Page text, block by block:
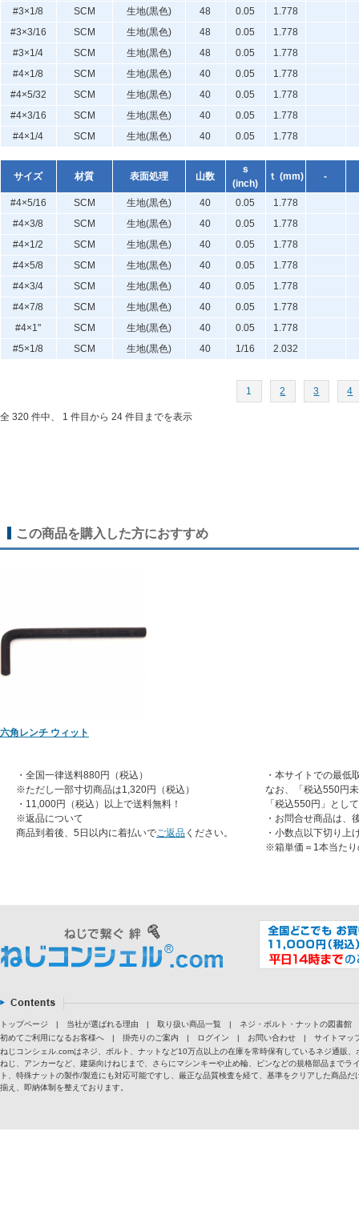
#3×1/8 SCM 生地(黒色) 48 0.05
1.778
#3×3/16
SCM 生地(黒色) 48 0.05
1.778
#3×1/4
SCM 生地(黒色) 48 0.05
1.778
#4×1/8
SCM 生地(黒色) 40 0.05
1.778
#4×5/32
SCM 生地(黒色) 40 0.05
1.778
#4×3/16
SCM 生地(黒色) 40 0.05
1.778
#4×1/4
SCM 生地(黒色) 40 0.05 1.778
サイズ 材質 表面処理 山数
ｓ
(inch)
ｔ (mm) -
#4×5/16 SCM 生地(黒色) 40 0.05
1.778
#4×3/8
SCM 生地(黒色) 40 0.05
1.778
#4×1/2
SCM 生地(黒色) 40 0.05
1.778
#4×5/8
SCM 生地(黒色) 40 0.05
1.778
#4×3/4
SCM 生地(黒色) 40 0.05
1.778
#4×7/8
SCM 生地(黒色) 40 0.05
1.778
#4×1"
SCM 生地(黒色) 40 0.05
1.778
#5×1/8
SCM 生地(黒色) 40 1/16 2.032
1 2 3 4
全 320 件中、 1 件目から 24 件目までを表示
この商品を購入した方におすすめ
六角レンチ ウィット
・全国一律送料880円（税込）
※ただし一部寸切商品は1,320円（税込）
・11,000円（税込）以上で送料無料！
※返品について
商品到着後、5日以内に着払いでご返品 ください。
・本サイトでの最低
なお、「税込550円
「税込550円」とし
・お問合せ商品は、
・小数点以下切り上
※箱単価＝1本当たり
トップページ | 当社が選ばれる理由 | 取り扱い商品一覧 |
ネジ・ボルト・ナットの図書館
初めてご利用になるお客様へ
| 掛売りのご案内 | ログイン | お問い合わせ |
サイトマッ
ねじコンシェル.comはネジ、ボルト、ナットなど10万点以上の在庫を常時保有しているネジ通販
ねじ、アンカーなど、建築向けねじまで、さらにマシンキーや止め輪、ピンなどの規格部品まで
ト、特殊ナットの製作/製造にも対応可能ですし、厳正な品質検査を経て、基準をクリアした商品
揃え、即納体制を整えております。